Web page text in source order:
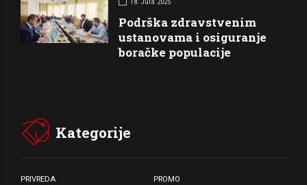
18. Jula 2025
Podrška zdravstvenim
ustanovama i osiguranje
boračke populacije
Kategorije
PRIVREDA PROMO